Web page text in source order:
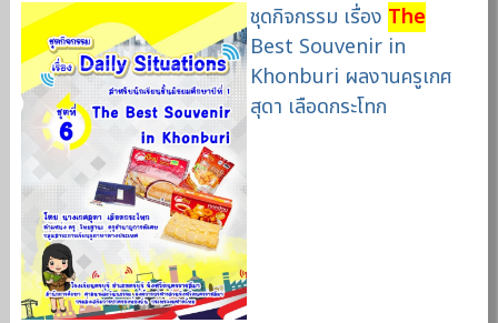
ชุดกิจกรรม เรื่อง The
Best Souvenir in
Khonburi ผลงานครูเกศ
สุดา เลือดกระโทก